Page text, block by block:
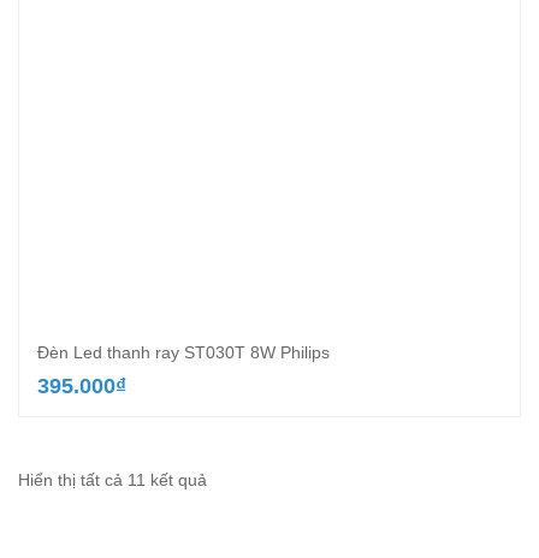
Đèn Led thanh ray ST030T 8W Philips
395.000₫
Hiển thị tất cả 11 kết quả